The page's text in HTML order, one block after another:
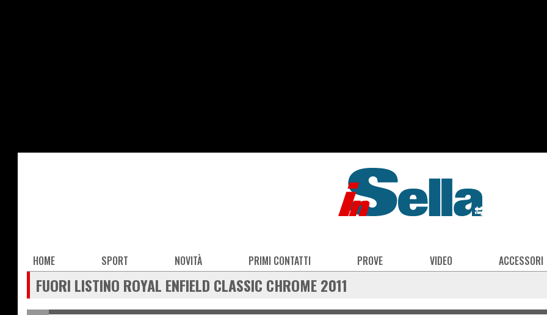
Main
navigation
HOME SPORT NOVITÀ PRIMI CONTATTI PROVE VIDEO ACCESSORI
FUORI LISTINO ROYAL ENFIELD CLASSIC CHROME 2011